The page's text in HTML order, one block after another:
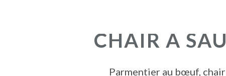
CHAIR A
Parmentier au bœuf, chair